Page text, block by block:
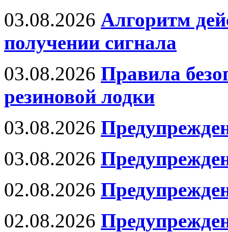
03.08.2026 Алгоритм
получении сигнала
03.08.2026 Правила
резиновой лодки
03.08.2026
03.08.2026
02.08.2026
02.08.2026